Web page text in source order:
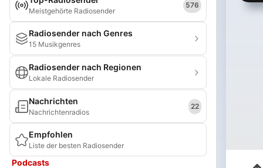
Meistgehörte Radiosender
576
Radiosender nach Genres
15 Musikgenres
Radiosender nach Regionen
Lokale Radiosender
Nachrichten
Nachrichtenradios
22
Empfohlen
Liste der besten Radiosender
Podcasts